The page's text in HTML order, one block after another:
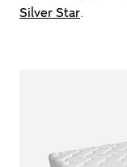
Silver Star.